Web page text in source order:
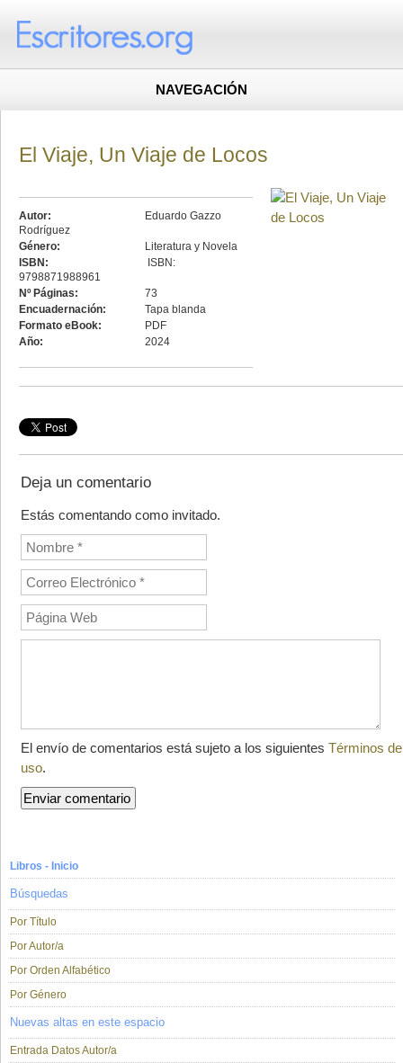
NAVEGACIÓN
El Viaje, Un Viaje de Locos
Autor:
Eduardo Gazzo
Rodríguez
Género:
Literatura y Novela
ISBN:
ISBN:
9798871988961
Nº Páginas:
73
Encuadernación:
Tapa blanda
Formato eBook:
PDF
Año:
2024
Deja un comentario
Estás comentando como invitado.
El envío de comentarios está sujeto a los siguientes Términos de
uso.
Libros - Inicio
Búsquedas
Por Título
Por Autor/a
Por Orden Alfabético
Por Género
Nuevas altas en este espacio
Entrada Datos Autor/a